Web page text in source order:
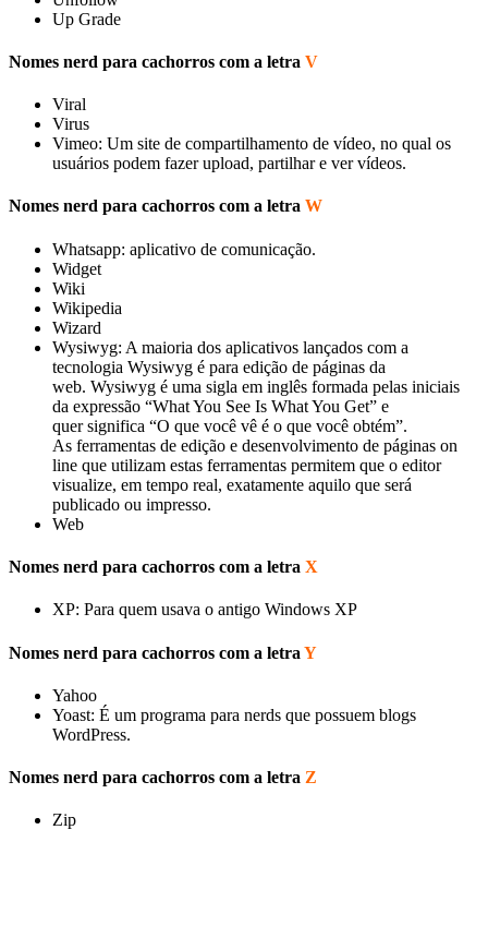
Up Grade
Nomes nerd para cachorros com a letra V
Viral
Virus
Vimeo: Um site de compartilhamento de vídeo, no qual os
usuários podem fazer upload, partilhar e ver vídeos.
Nomes nerd para cachorros com a letra W
Whatsapp: aplicativo de comunicação.
Widget
Wiki
Wikipedia
Wizard
Wysiwyg: A maioria dos aplicativos lançados com a
tecnologia Wysiwyg é para edição de páginas da
web. Wysiwyg é uma sigla em inglês formada pelas iniciais
da expressão “What You See Is What You Get” e
quer significa “O que você vê é o que você obtém”.
As ferramentas de edição e desenvolvimento de páginas on
line que utilizam estas ferramentas permitem que o editor
visualize, em tempo real, exatamente aquilo que será
publicado ou impresso.
Web
Nomes nerd para cachorros com a letra X
XP: Para quem usava o antigo Windows XP
Nomes nerd para cachorros com a letra Y
Yahoo
Yoast: É um programa para nerds que possuem blogs
WordPress.
Nomes nerd para cachorros com a letra Z
Zip